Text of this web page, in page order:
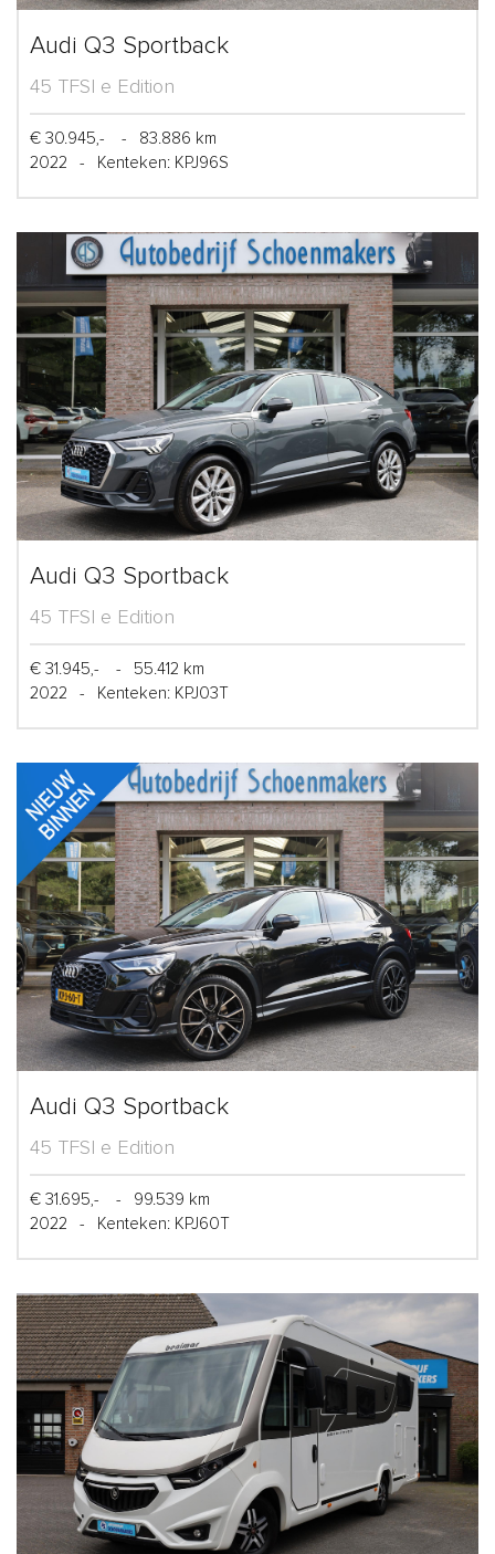
Audi Q3 Sportback
45 TFSI e Edition
€ 30.945,- -
83.886 km
2022
- Kenteken: KPJ96S
Audi Q3 Sportback
45 TFSI e Edition
€ 31.945,- -
55.412 km
2022
- Kenteken: KPJ03T
Audi Q3 Sportback
45 TFSI e Edition
€ 31.695,- -
99.539 km
2022
- Kenteken: KPJ60T